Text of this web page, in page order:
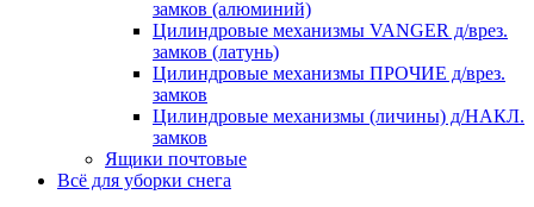
замков (алюминий)
Цилиндровые механизмы VANGER д/врез.
замков (латунь)
Цилиндровые механизмы ПРОЧИЕ д/врез.
замков
Цилиндровые механизмы (личины) д/НАКЛ.
замков
Ящики почтовые
Всё для уборки снега